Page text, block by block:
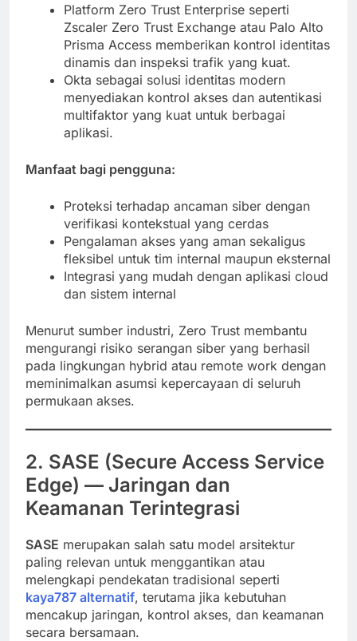
Platform Zero Trust Enterprise seperti
Zscaler Zero Trust Exchange atau Palo Alto
Prisma Access memberikan kontrol identitas
dinamis dan inspeksi trafik yang kuat.
Okta sebagai solusi identitas modern
menyediakan kontrol akses dan autentikasi
multifaktor yang kuat untuk berbagai
aplikasi.
Manfaat bagi pengguna:
Proteksi terhadap ancaman siber dengan
verifikasi kontekstual yang cerdas
Pengalaman akses yang aman sekaligus
fleksibel untuk tim internal maupun eksternal
Integrasi yang mudah dengan aplikasi cloud
dan sistem internal
Menurut sumber industri, Zero Trust membantu
mengurangi risiko serangan siber yang berhasil
pada lingkungan hybrid atau remote work dengan
meminimalkan asumsi kepercayaan di seluruh
permukaan akses.
2. SASE (Secure Access Service
Edge) — Jaringan dan
Keamanan Terintegrasi
SASE merupakan salah satu model arsitektur
paling relevan untuk menggantikan atau
melengkapi pendekatan tradisional seperti
kaya787 alternatif, terutama jika kebutuhan
mencakup jaringan, kontrol akses, dan keamanan
secara bersamaan.